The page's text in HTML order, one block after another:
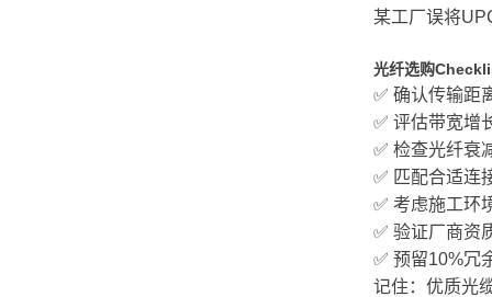
某工厂误将
光纤选购
✅ 确认传输距
✅ 评估带宽增
✅ 检查光纤衰
✅ 匹配合适连
✅ 考虑施工环
✅ 验证厂商资
✅ 预留10%冗
记住：优质光